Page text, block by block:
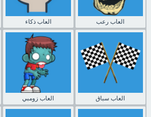
العاب ذكاء العاب رعب
العاب زومبي العاب سباق